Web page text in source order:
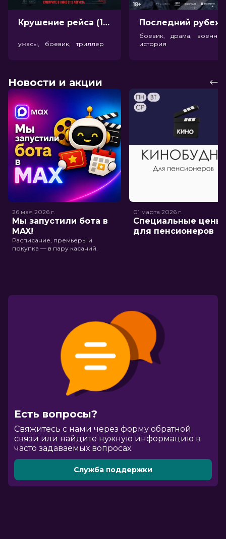
Крушение рейса (18+)
ужасы, боевик, триллер
боевик, драма,
история
Новости и акции
26 мая 2026 г.
Мы запустили бота в
MAX!
Расписание, премьеры и
покупка — в пару касаний.
01 марта 2026 г.
Специальные цены
для пенсионеров
Есть вопросы?
Cвяжитесь с нами через форму обратной
связи или найдите нужную информацию в
часто задаваемых вопросах.
Служба поддержки